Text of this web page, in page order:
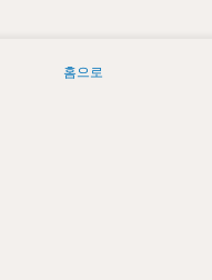
홈으로